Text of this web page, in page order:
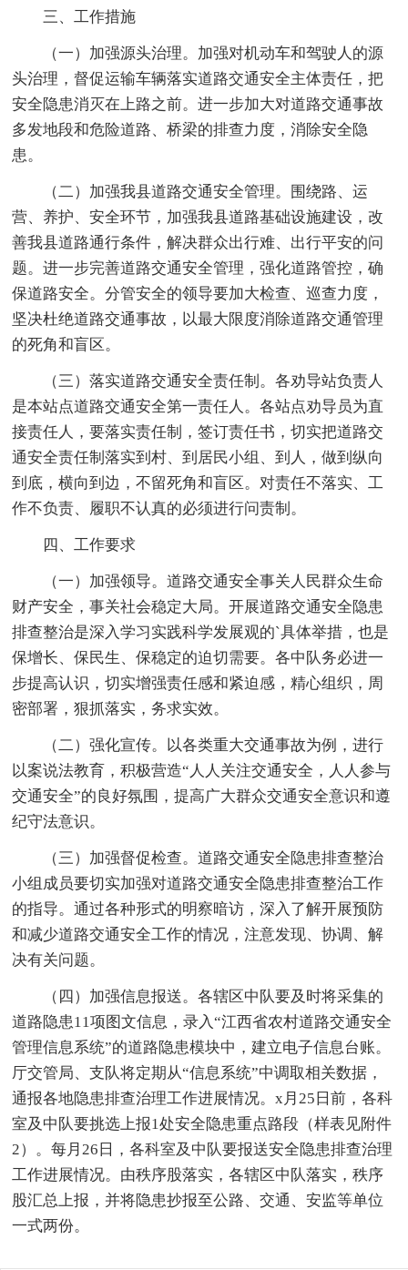
三、工作措施
（一）加强源头治理。加强对机动车和驾驶人的源
头治理，督促运输车辆落实道路交通安全主体责任，把
安全隐患消灭在上路之前。进一步加大对道路交通事故
多发地段和危险道路、桥梁的排查力度，消除安全隐
患。
（二）加强我县道路交通安全管理。围绕路、运
营、养护、安全环节，加强我县道路基础设施建设，改
善我县道路通行条件，解决群众出行难、出行平安的问
题。进一步完善道路交通安全管理，强化道路管控，确
保道路安全。分管安全的领导要加大检查、巡查力度，
坚决杜绝道路交通事故，以最大限度消除道路交通管理
的死角和盲区。
（三）落实道路交通安全责任制。各劝导站负责人
是本站点道路交通安全第一责任人。各站点劝导员为直
接责任人，要落实责任制，签订责任书，切实把道路交
通安全责任制落实到村、到居民小组、到人，做到纵向
到底，横向到边，不留死角和盲区。对责任不落实、工
作不负责、履职不认真的必须进行问责制。
四、工作要求
（一）加强领导。道路交通安全事关人民群众生命
财产安全，事关社会稳定大局。开展道路交通安全隐患
排查整治是深入学习实践科学发展观的`具体举措，也是
保增长、保民生、保稳定的迫切需要。各中队务必进一
步提高认识，切实增强责任感和紧迫感，精心组织，周
密部署，狠抓落实，务求实效。
（二）强化宣传。以各类重大交通事故为例，进行
以案说法教育，积极营造“人人关注交通安全，人人参与
交通安全”的良好氛围，提高广大群众交通安全意识和遵
纪守法意识。
（三）加强督促检查。道路交通安全隐患排查整治
小组成员要切实加强对道路交通安全隐患排查整治工作
的指导。通过各种形式的明察暗访，深入了解开展预防
和减少道路交通安全工作的情况，注意发现、协调、解
决有关问题。
（四）加强信息报送。各辖区中队要及时将采集的
道路隐患11项图文信息，录入“江西省农村道路交通安全
管理信息系统”的道路隐患模块中，建立电子信息台账。
厅交管局、支队将定期从“信息系统”中调取相关数据，
通报各地隐患排查治理工作进展情况。x月25日前，各科
室及中队要挑选上报1处安全隐患重点路段（样表见附件
2）。每月26日，各科室及中队要报送安全隐患排查治理
工作进展情况。由秩序股落实，各辖区中队落实，秩序
股汇总上报，并将隐患抄报至公路、交通、安监等单位
一式两份。